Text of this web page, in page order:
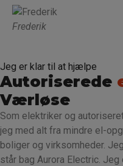
Frederik
Jeg er klar til at hjælpe
Autoriserede
Værløse
Som elektriker og
jeg med alt fra mindre el-
boliger og virksomheder.
står bag Aurora Electric.